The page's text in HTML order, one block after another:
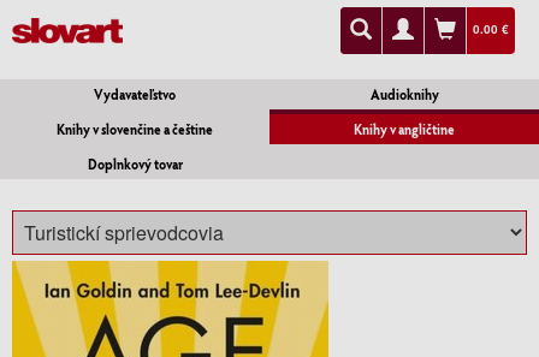
0.00 €
Vydavateľstvo
Audioknihy
Knihy v slovenčine a češtine
Knihy v angličtine
Doplnkový tovar